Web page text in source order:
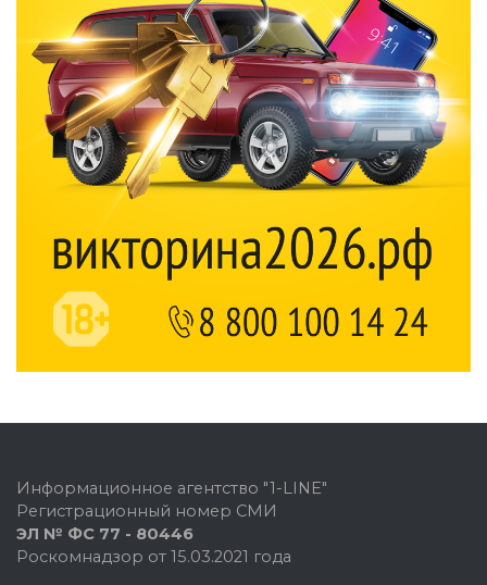
Информационное агентство "1-LINE"
Регистрационный номер СМИ
ЭЛ № ФС 77 - 80446
Роскомнадзор от 15.03.2021 года